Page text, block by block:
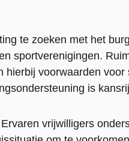
te zoeken met het
sportverenigingen.
hierbij voorwaarden voor
is
vrijwilligers